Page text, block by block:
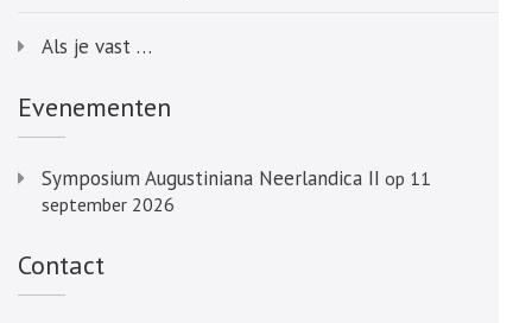
Als je vast …
Evenementen
Symposium Augustiniana Neerlandica II op 11
september 2026
Contact